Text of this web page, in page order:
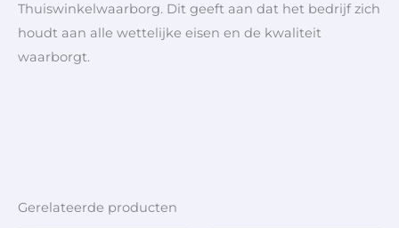
Thuiswinkelwaarborg. Dit geeft aan dat het bedrijf zich
houdt aan alle wettelijke eisen en de kwaliteit
waarborgt.
Gerelateerde producten